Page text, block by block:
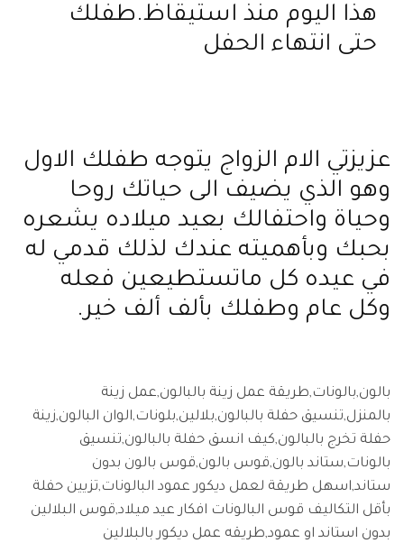
هذا اليوم منذ استيقاظ.طفلك
حتى انتهاء الحفل
عزيزتي الام الزواج يتوجه طفلك الاول
وهو الذي يضيف الى حياتك روحا
وحياة واحتفالك بعيد ميلاده يشعره
بحبك وبأهميته عندك لذلك قدمي له
في عيده كل ماتستطيعين فعله
وكل عام وطفلك بألف ألف خير.
بالون,بالونات,طريقة عمل زينة بالبالون,عمل زينة
بالمنزل,تنسيق حفلة بالبالون,بلالين,بلونات,الوان البالون,زينة
حفلة تخرج بالبالون,كيف انسق حفلة بالبالون,تنسيق
بالونات,ستاند بالون,قوس بالون,قوس بالون بدون
ستاند,اسهل طريقة لعمل ديكور عمود البالونات,تزيين حفلة
بأقل التكاليف قوس البالونات افكار عيد ميلاد,قوس البلالين
بدون استاند او عمود,طريقه عمل ديكور بالبلالين